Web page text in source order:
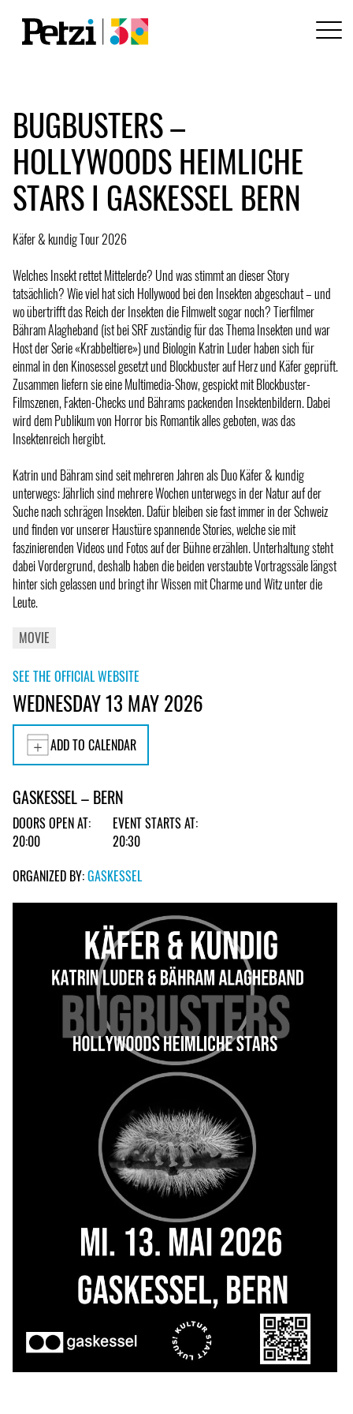
BUGBUSTERS –
HOLLYWOODS HEIMLICHE
STARS I GASKESSEL BERN
Käfer & kundig Tour 2026
Welches Insekt rettet Mittelerde? Und was stimmt an dieser Story
tatsächlich? Wie viel hat sich Hollywood bei den Insekten abgeschaut – und
wo übertrifft das Reich der Insekten die Filmwelt sogar noch? Tierfilmer
Bähram Alagheband (ist bei SRF zuständig für das Thema Insekten und war
Host der Serie «Krabbeltiere») und Biologin Katrin Luder haben sich für
einmal in den Kinosessel gesetzt und Blockbuster auf Herz und Käfer geprüft.
Zusammen liefern sie eine Multimedia-Show, gespickt mit Blockbuster-
Filmszenen, Fakten-Checks und Bährams packenden Insektenbildern. Dabei
wird dem Publikum von Horror bis Romantik alles geboten, was das
Insektenreich hergibt.
Katrin und Bähram sind seit mehreren Jahren als Duo Käfer & kundig
unterwegs: Jährlich sind mehrere Wochen unterwegs in der Natur auf der
Suche nach schrägen Insekten. Dafür bleiben sie fast immer in der Schweiz
und finden vor unserer Haustüre spannende Stories, welche sie mit
faszinierenden Videos und Fotos auf der Bühne erzählen. Unterhaltung steht
dabei Vordergrund, deshalb haben die beiden verstaubte Vortragssäle längst
hinter sich gelassen und bringt ihr Wissen mit Charme und Witz unter die
Leute.
MOVIE
SEE THE OFFICIAL WEBSITE
WEDNESDAY 13 MAY 2026
ADD TO CALENDAR
GASKESSEL – BERN
DOORS OPEN AT:
20:00
EVENT STARTS AT:
20:30
ORGANIZED BY:GASKESSEL